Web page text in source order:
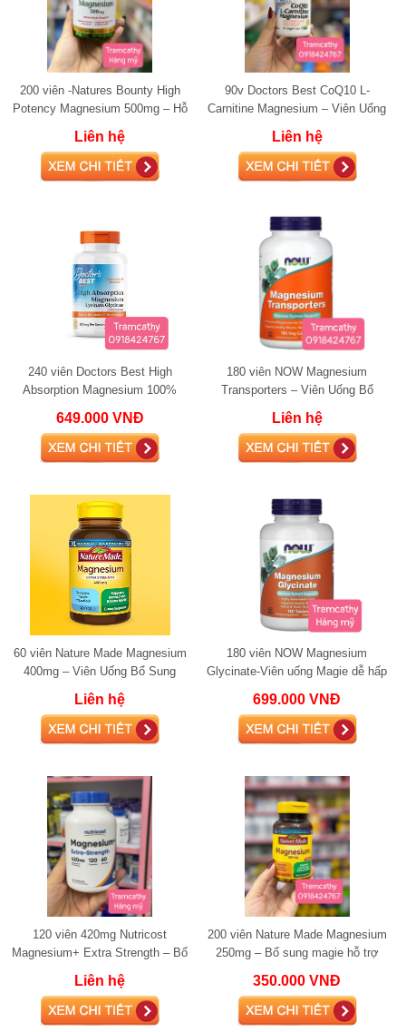
200 viên -Natures Bounty High
Potency Magnesium 500mg – Hỗ
Trợ Thư Giãn Cơ, Tim Mạch,
Thần Kinh và X
Liên hệ
90v Doctors Best CoQ10 L-
Carnitine Magnesium – Viên Uống
Hỗ Trợ Năng Lượng và Phục Hồi
Cơ Bắp
Liên hệ
240 viên Doctors Best High
Absorption Magnesium 100%
Magnesium Glycinate
649.000 VNĐ
180 viên NOW Magnesium
Transporters – Viên Uống Bổ
Sung Magie Hỗ Trợ Thần Kinh,
Cơ Bắp & Xương Khớp
Liên hệ
60 viên Nature Made Magnesium
400mg – Viên Uống Bổ Sung
Magie Hỗ Trợ Thần Kinh, Cơ Bắp
& Xương Khớp
Liên hệ
180 viên NOW Magnesium
Glycinate-Viên uống Magie dễ hấp
mạch
699.000 VNĐ
120 viên 420mg Nutricost
Magnesium+ Extra Strength – Bổ
sung magie, giảm căng thẳng và
hỗ trợ giấc n
Liên hệ
200 viên Nature Made Magnesium
250mg – Bổ sung magie hỗ trợ
350.000 VNĐ